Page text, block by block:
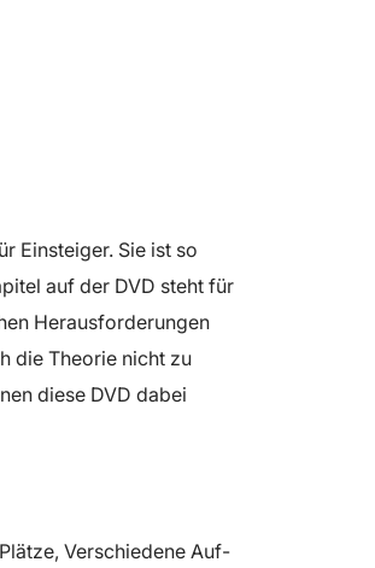
Einsteiger. Sie ist so
auf der DVD steht für
Herausforderungen
die Theorie nicht zu
diese DVD dabei
Verschiedene Auf-